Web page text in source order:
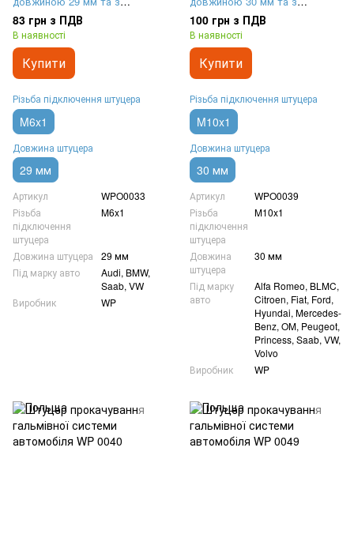
різьбленням M6x1
83 грн з ПДВ
В наявності
Купити
Різьба підключення штуцера
M6x1
Довжина штуцера
29 мм
Артикул
WPO0033
Різьба
підключення
штуцера
M6x1
Довжина штуцера
29 мм
Під марку авто
Audi, BMW,
Saab, VW
Виробник
WP
різьбленням M10x1
100 грн з ПДВ
В наявності
Купити
Різьба підключення штуцера
M10x1
Довжина штуцера
30 мм
Артикул
WPO0039
Різьба
підключення
штуцера
M10x1
Довжина
штуцера
30 мм
Під марку
авто
Alfa Romeo, BLMC,
Citroen, Fiat, Ford,
Hyundai, Mercedes-
Benz, OM, Peugeot,
Princess, Saab, VW,
Volvo
Виробник
WP